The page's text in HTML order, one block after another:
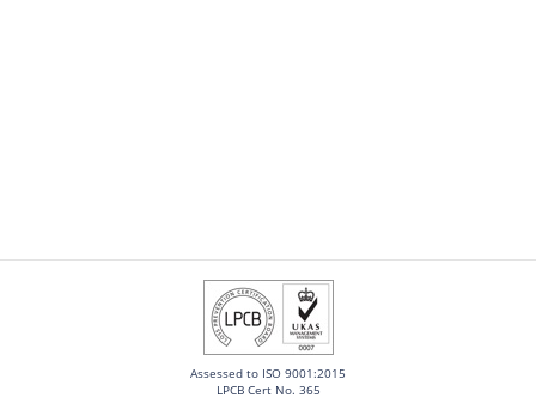
Assessed to ISO 9001:2015
LPCB Cert No. 365